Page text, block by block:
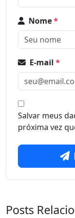
Nome*
E-mail *
Salvar meus
próxima vez
Posts